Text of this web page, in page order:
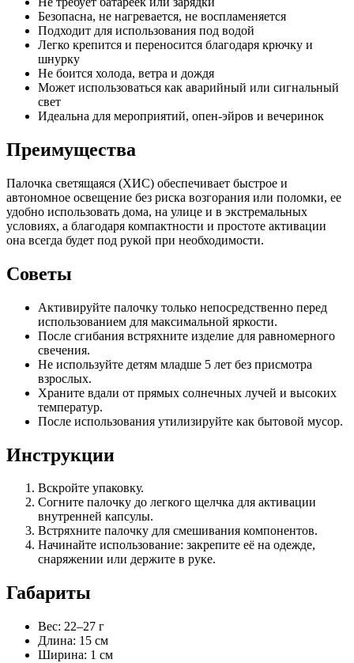
Безопасна, не нагревается, не воспламеняется
Подходит для использования под водой
Легко крепится и переносится благодаря крючку и
шнурку
Не боится холода, ветра и дождя
Может использоваться как аварийный или сигнальный
свет
Идеальна для мероприятий, опен-эйров и вечеринок
Преимущества
Палочка светящаяся (ХИС) обеспечивает быстрое и
автономное освещение без риска возгорания или поломки, ее
удобно использовать дома, на улице и в экстремальных
условиях, а благодаря компактности и простоте активации
она всегда будет под рукой при необходимости.
Советы
Активируйте палочку только непосредственно перед
использованием для максимальной яркости.
После сгибания встряхните изделие для равномерного
свечения.
Не используйте детям младше 5 лет без присмотра
взрослых.
Храните вдали от прямых солнечных лучей и высоких
температур.
После использования утилизируйте как бытовой мусор.
Инструкции
Вскройте упаковку.
Согните палочку до легкого щелчка для активации
внутренней капсулы.
Встряхните палочку для смешивания компонентов.
Начинайте использование: закрепите её на одежде,
снаряжении или держите в руке.
Габариты
Вес: 22–27 г
Длина: 15 см
Ширина: 1 см